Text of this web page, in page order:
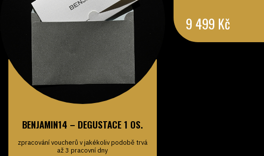
BENJAMIN14 – DEGUSTACE 1 OS.
zpracování voucherů v jakékoliv podobě trvá
až 3 pracovní dny
9 499 Kč